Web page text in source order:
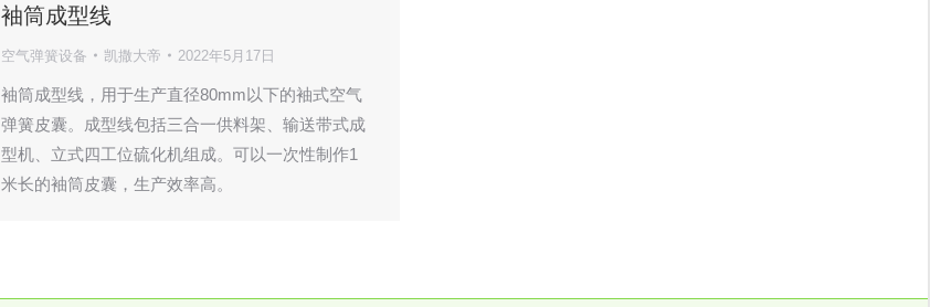
袖筒成型线
空气弹簧设备 凯撒大帝 2022年5月17日
袖筒成型线，用于生产直径80mm以下的袖式空气
弹簧皮囊。成型线包括三合一供料架、输送带式成
型机、立式四工位硫化机组成。可以一次性制作1
米长的袖筒皮囊，生产效率高。